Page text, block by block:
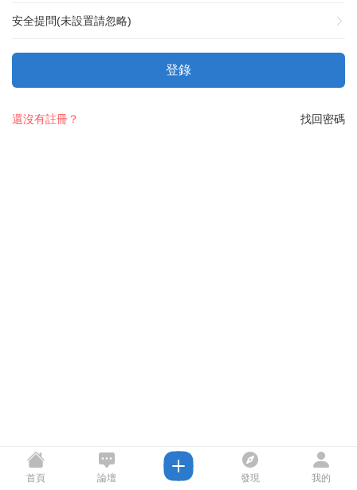
安全提問(未設置請忽略)
登錄
找回密碼
還沒有註冊？
首頁 論壇 發現 我的